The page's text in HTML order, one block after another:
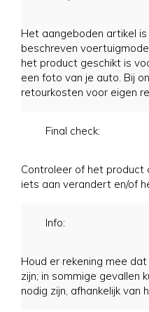
Het aangeboden artikel
beschreven
het product geschikt is
een foto van je auto. Bij
retourkosten voor eigen
Final check:
Controleer of het
iets aan verandert en/of
Info:
Houd er rekening mee
zijn; in sommige gevallen
nodig zijn, afhankelijk